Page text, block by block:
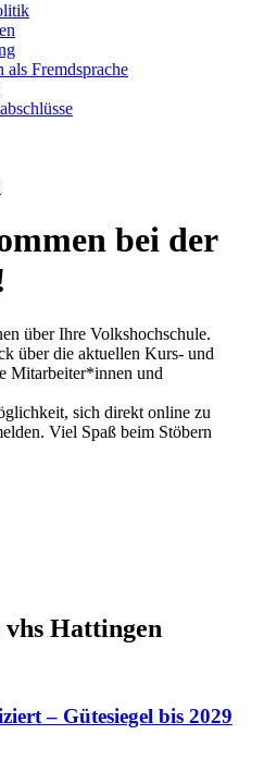
als Fremdsprache
bei der
über Ihre Volkshochschule.
über die aktuellen Kurs- und
Mitarbeiter*innen und
sich direkt online zu
Viel Spaß beim Stöbern
Hattingen
– Gütesiegel bis 2029